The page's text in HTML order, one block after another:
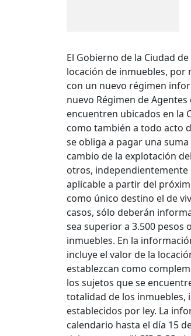
El Gobierno de la Ciudad
locación de inmuebles,
con un nuevo régimen
nuevo Régimen de
encuentren ubicados en la
como también a todo acto
se obliga a pagar una
cambio de la explotación
otros, independientemente
aplicable a partir del
como único destino el de
casos, sólo deberán
sea superior a 3.500
inmuebles. En la
incluye el valor de la
establezcan como
los sujetos que se
totalidad de los inmuebles,
establecidos por ley. La
calendario hasta el día 15